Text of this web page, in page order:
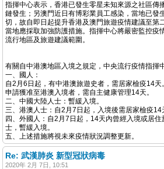
指揮中心表示，香港已發生零星未知來源之社區傳
鏈發生；另澳門近日有博彩業員工感染，當地已發
切，故自即日起提升香港及澳門旅遊疫情建議至第
當地應採取加強防護措施。指揮中心將嚴密監控疫
流行地區及旅遊建議範圍。
有關自中港澳地區入境之規定，中央流行疫情指揮
一、國人：
自2月6日起，有中港澳旅遊史者，需居家檢疫14天。
申請獲准至港澳入境者，需自主健康管理14天。
二、中國大陸人士：暫緩入境。
三、港澳人士：自2月7日起，入境後需居家檢疫14
四、外國人：自2月7日起，14天內曾經入境或居
士，暫緩入境。
五、上述措施將視未來疫情狀況調整更新。
Re: 武漢肺炎 新型冠狀病毒
2020年 2月 7日, 10:51